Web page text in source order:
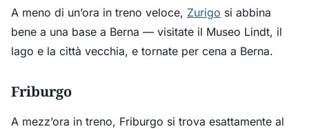
A meno di un’ora in treno veloce, Zurigo si abbina
bene a una base a Berna — visitate il Museo Lindt, il
lago e la città vecchia, e tornate per cena a Berna.
Friburgo
A mezz’ora in treno, Friburgo si trova esattamente al